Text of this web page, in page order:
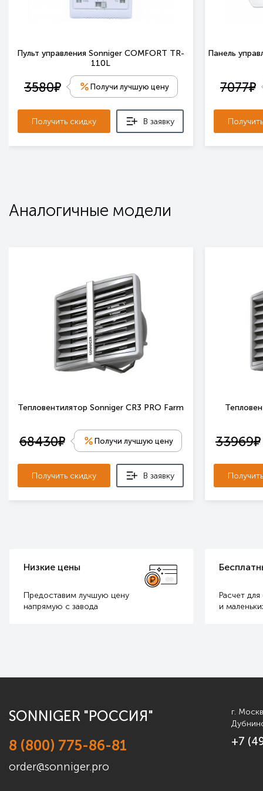
Пульт управления Sonniger COMFORT TR-
110L
3580е Получи лучшую цену
Получить скидку В заявку
Панель
7077е
Аналогичные модели
Тепловентилятор Sonniger CR3 PRO Farm
68430е Получи лучшую цену
Получить скидку В заявку
33969е
Низкие цены
Предоставим лучшую цену
напрямую с завода
Расчет
и
SONNIGER "РОССИЯ"
8 (800) 775-86-81
order@sonniger.pro
г.
+7